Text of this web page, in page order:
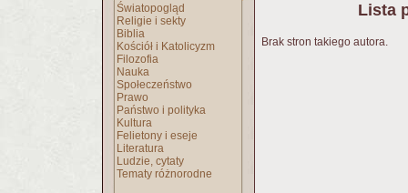
Światopogląd
Religie i sekty
Biblia
Kościół i Katolicyzm
Filozofia
Nauka
Społeczeństwo
Prawo
Państwo i polityka
Kultura
Felietony i eseje
Literatura
Ludzie, cytaty
Tematy różnorodne
Lista
Brak stron takiego autora.